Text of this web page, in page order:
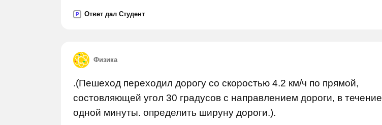
P Ответ дал Студент
Физика
.(Пешеход переходил дорогу со скоростью 4.2 км/ч по прямой,
состовляющей угол 30 градусов с направлением дороги, в течение
одной минуты. определить шируну дороги.).